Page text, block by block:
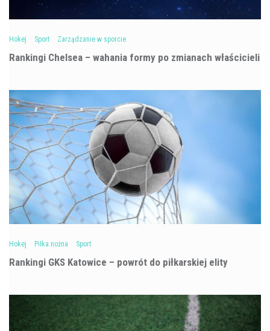
Hokej Sport Zarządzanie w sporcie
Rankingi Chelsea – wahania formy po zmianach właścicieli
Hokej Piłka nożna Sport
Rankingi GKS Katowice – powrót do piłkarskiej elity